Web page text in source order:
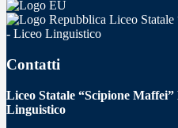
Liceo
- Liceo Linguistico
Contatti
Liceo Statale “Scipione
Linguistico